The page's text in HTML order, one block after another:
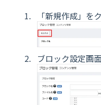
「新規作成」を
ブロック設定画